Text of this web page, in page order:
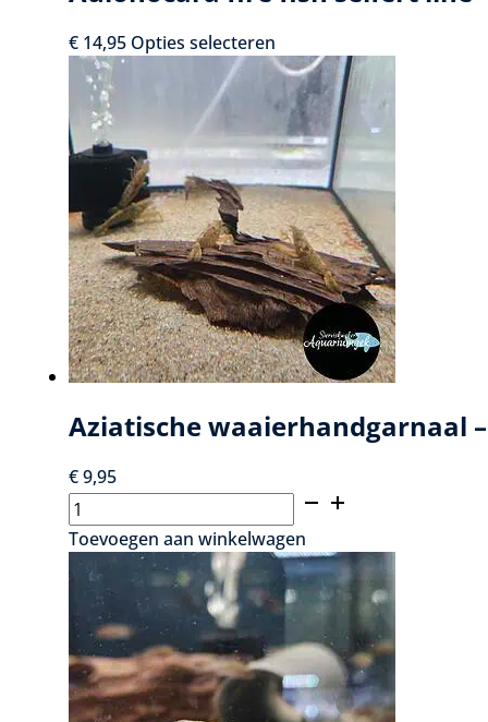
€ 14,95 Opties selecteren
product
heeft
meerdere
variaties.
Deze
optie
kan
gekozen
worden
op
de
productpagina
Aziatische waaierhandgarnaal
€9,95
Aziatische
waaierhandgarnaal
-
Atyopsis
moluccensis
aantal
Toevoegen aan winkelwagen